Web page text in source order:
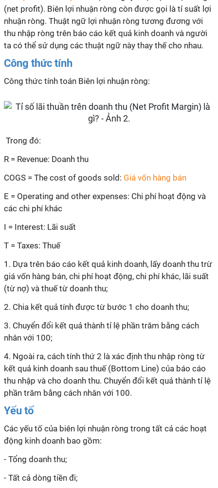
(net profit). Biên lợi nhuận ròng còn được gọi là tỉ suất lợi
nhuận ròng. Thuật ngữ lợi nhuận ròng tương đương với
thu nhập ròng trên báo cáo kết quả kinh doanh và người
ta có thể sử dụng các thuật ngữ này thay thế cho nhau.
Công thức tính
Công thức tính toán Biên lợi nhuận ròng:
Trong đó:
R = Revenue: Doanh thu
COGS = The cost of goods sold: Giá vốn hàng bán
E = Operating and other expenses: Chi phí hoạt động và
các chi phí khác
I = Interest: Lãi suất
T = Taxes: Thuế
1. Dựa trên báo cáo kết quả kinh doanh, lấy doanh thu trừ
giá vốn hàng bán, chi phí hoạt động, chi phí khác, lãi suất
(từ nợ) và thuế từ doanh thu;
2. Chia kết quả tính được từ bước 1 cho doanh thu;
3. Chuyển đổi kết quả thành tỉ lệ phần trăm bằng cách
nhân với 100;
4. Ngoài ra, cách tính thứ 2 là xác định thu nhập ròng từ
kết quả kinh doanh sau thuế (Bottom Line) của báo cáo
thu nhập và cho doanh thu. Chuyển đổi kết quả thành tỉ lệ
phần trăm bằng cách nhân với 100.
Yếu tố
Các yếu tố của biên lợi nhuận ròng trong tất cả các hoạt
động kinh doanh bao gồm:
- Tổng doanh thu;
- Tất cả dòng tiền đi;